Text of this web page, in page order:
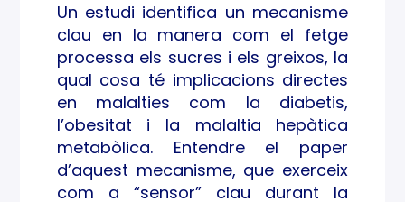
nt la
trans
ició
deld
ejuni
Un estudi identifica un mecanisme
clau en la manera com el fetge
processa els sucres i els greixos, la
qual cosa té implicacions directes
en malalties com la diabetis,
l’obesitat i la malaltia hepàtica
metabòlica. Entendre el paper
d’aquest mecanisme, que exerceix
com a “sensor” clau durant la